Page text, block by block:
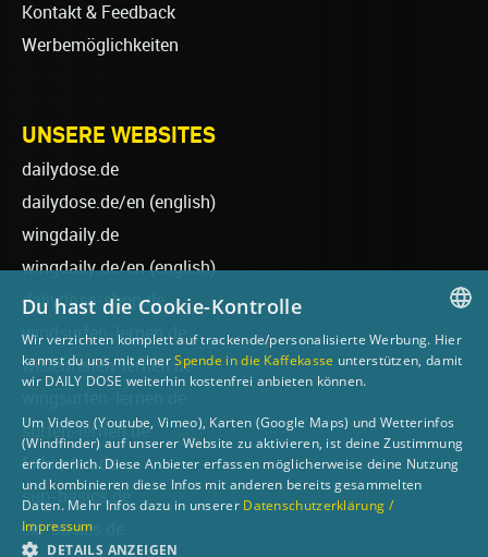
Kontakt & Feedback
Werbemöglichkeiten
UNSERE WEBSITES
dailydose.de
dailydose.de/en (english)
wingdaily.de
wingdaily.de/en(english)
dailydose-shop.de
windsurfen-lernen.de
wellenreiten-lernen.de
surfen-lernen.de
foilsurfen.de
sup-basics.de
ski-basics.de
GERMAN
Du hast die Cookie-Kontrolle
Wir verzichten komplett auf trackende/personalisierte Werbung. Hier
kannst du uns mit einerSpende in die Kaffekasse unterstützen, damit
wir DAILY DOSE weiterhin kostenfrei anbieten können.
Um Videos (Youtube, Vimeo), Karten (Google Maps) und Wetterinfos
(Windfinder) auf unserer Website zu aktivieren, ist deine Zustimmung
erforderlich. Diese Anbieter erfassen möglicherweise deine Nutzung
und kombinieren diese Infos mit anderen bereits gesammelten
Daten. Mehr Infos dazu in unserer Datenschutzerklärung /
Impressum
DETAILS ANZEIGEN